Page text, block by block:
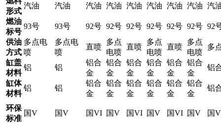
形式
汽油 汽油 汽油 汽油 汽油 汽油 汽油 汽油 汽
燃油
标号
93号 93号 92号 92号 92号 92号 92号 92号 92
供油
方式
多点电
喷
多点电
喷
直喷
多点
电喷
直喷
多点
电喷
直喷
多点
电喷
多
缸盖
材料
铝 铝
铝合
金
铝合
金
铝合
金
铝合
金
铝合
金
铝合
金
铝
缸体
材料
铝 铝
铝合
金
铝合
金
铝合
金
铝合
金
铝合
金
铝合
金
铝
环保
标准
国V 国V 国VI 国V 国VI 国V 国VI 国V 国V